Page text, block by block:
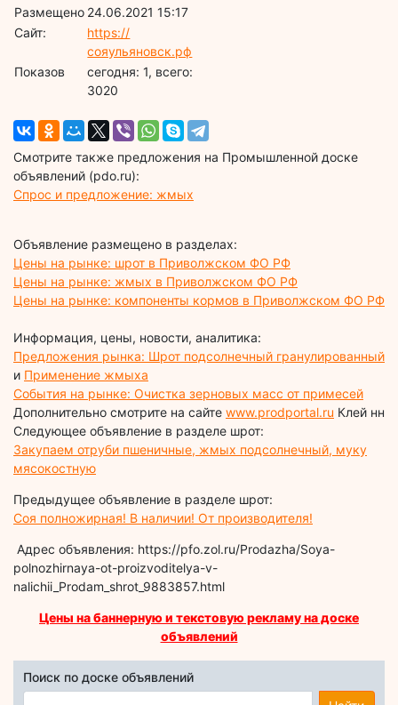
Размещено 24.06.2021 15:17
Сайт:
https://
сояульяновск.рф
Показов
cегодня: 1, всего:
3020
Смотрите также предложения на Промышленной доске
объявлений (pdo.ru):
Спрос и предложение: жмых
Объявление размещено в разделах:
Цены на рынке: шрот в Приволжском ФО РФ
Цены на рынке: жмых в Приволжском ФО РФ
Цены на рынке: компоненты кормов в Приволжском ФО РФ
Информация, цены, новости, аналитика:
Предложения рынка: Шрот подсолнечный гранулированный
и Применение жмыха
События на рынке: Очистка зерновых масс от примесей
Дополнительно смотрите на сайте www.prodportal.ru Клей нн
Следующее объявление в разделе шрот:
Закупаем отруби пшеничные, жмых подсолнечный, муку
мясокостную
Предыдущее объявление в разделе шрот:
Соя полножирная! В наличии! От производителя!
Адрес объявления: https://pfo.zol.ru/Prodazha/Soya-
polnozhirnaya-ot-proizvoditelya-v-
nalichii_Prodam_shrot_9883857.html
Цены на баннерную и текстовую рекламу на доске
объявлений
Поиск по доске объявлений